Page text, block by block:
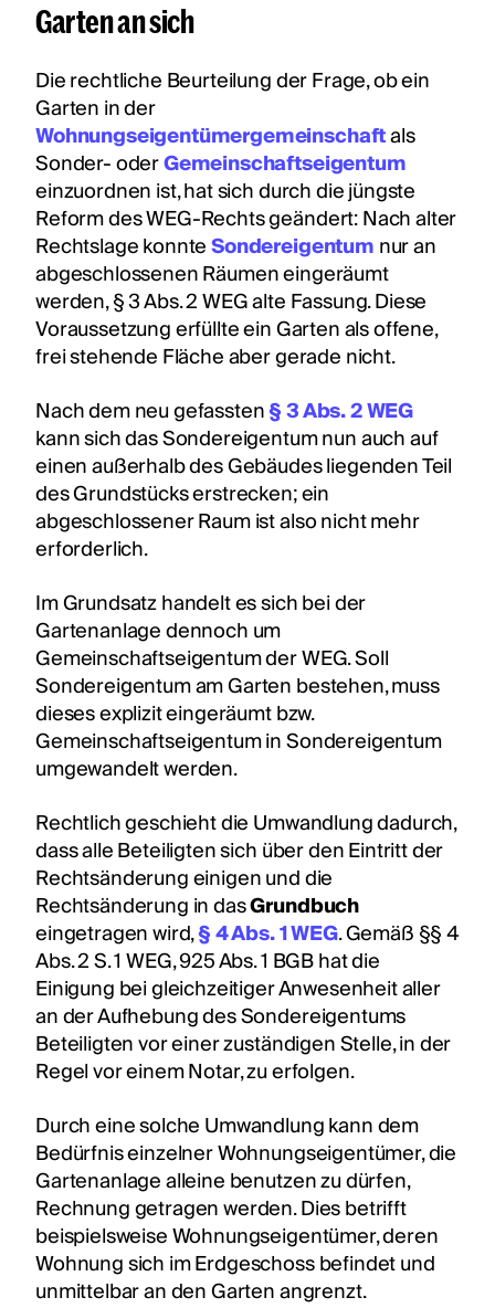
Garten an sich
Die rechtliche Beurteilung der Frage, ob ein
Garten in der
Wohnungseigentümergemeinschaftals
Sonder- oderGemeinschaftseigentum
einzuordnen ist, hat sich durch die jüngste
Reform des WEG-Rechts geändert: Nach alter
Rechtslage konnteSondereigentumnur an
abgeschlossenen Räumen eingeräumt
werden, § 3 Abs. 2 WEG alte Fassung. Diese
Voraussetzung erfüllte ein Garten als offene,
frei stehende Fläche aber gerade nicht.
Nach dem neu gefassten§ 3 Abs. 2 WEG
kann sich das Sondereigentum nun auch auf
einen außerhalb des Gebäudes liegenden Teil
des Grundstücks erstrecken; ein
abgeschlossener Raum ist also nicht mehr
erforderlich.
Im Grundsatz handelt es sich bei der
Gartenanlage dennoch um
Gemeinschaftseigentum der WEG. Soll
Sondereigentum am Garten bestehen, muss
dieses explizit eingeräumt bzw.
Gemeinschaftseigentum in Sondereigentum
umgewandelt werden.
Rechtlich geschieht die Umwandlung dadurch,
dass alle Beteiligten sich über den Eintritt der
Rechtsänderung einigen und die
Rechtsänderung in dasGrundbuch
eingetragen wird,§ 4 Abs. 1 WEG. Gemäß §§ 4
Abs. 2 S. 1 WEG, 925 Abs. 1 BGB hat die
Einigung bei gleichzeitiger Anwesenheit aller
an der Aufhebung des Sondereigentums
Beteiligten vor einer zuständigen Stelle, in der
Regel vor einem Notar, zu erfolgen.
Durch eine solche Umwandlung kann dem
Bedürfnis einzelner Wohnungseigentümer, die
Gartenanlage alleine benutzen zu dürfen,
Rechnung getragen werden. Dies betrifft
beispielsweise Wohnungseigentümer, deren
Wohnung sich im Erdgeschoss befindet und
unmittelbar an den Garten angrenzt.